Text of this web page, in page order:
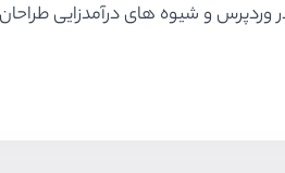
و شیوه های درآمدزایی